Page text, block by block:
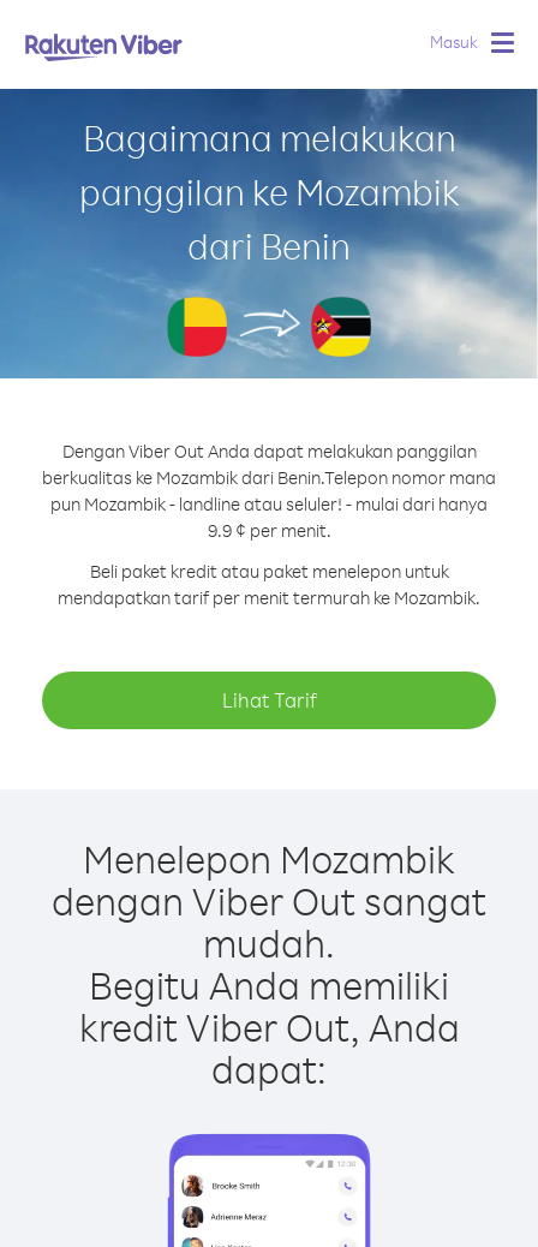
Masuk
Bagaimana melakukan
panggilan ke Mozambik
dari Benin
Dengan Viber Out Anda dapat melakukan panggilan
berkualitas ke Mozambik dari Benin.Telepon nomor mana
pun Mozambik - landline atau seluler! - mulai dari hanya
9.9 ¢ per menit.
Beli paket kredit atau paket menelepon untuk
mendapatkan tarif per menit termurah ke Mozambik.
Lihat Tarif
Menelepon Mozambik
dengan Viber Out sangat
mudah.
Begitu Anda memiliki
kredit Viber Out, Anda
dapat: